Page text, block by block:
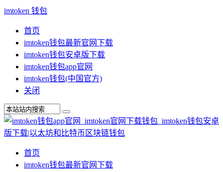
imtoken 钱包
首页
imtoken钱包最新官网下载
imtoken钱包安卓版下载
imtoken钱包app官网
imtoken钱包(中国官方)
关闭
首页
imtoken钱包最新官网下载